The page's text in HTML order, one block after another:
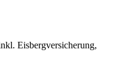
Eisbergversicherung,